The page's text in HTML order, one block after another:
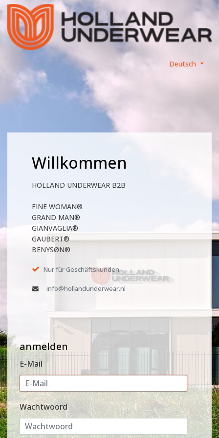
Deutsch
Willkommen
HOLLAND UNDERWEAR B2B
FINE WOMAN®
GRAND MAN®
GIANVAGLIA®
GAUBERT®
BENYSØN®
Nur für Geschäftskunden
info@hollandunderwear.nl
anmelden
E-Mail
Wachtwoord